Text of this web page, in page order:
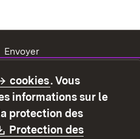
Envoyer
Déclaration sur
l'accessibilité
Signaler un lien brisé
cookies. Vous
informations sur le
protection des
Download:
Protection des